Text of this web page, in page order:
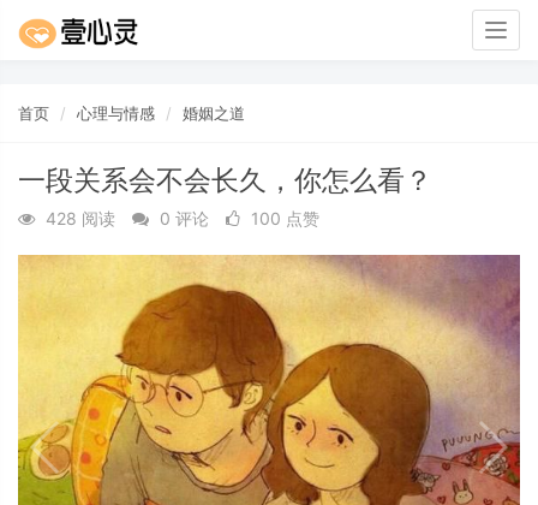
首页 心理与情感 婚姻之道
一段关系会不会长久，你怎么看？
428 阅读 0 评论 100 点赞